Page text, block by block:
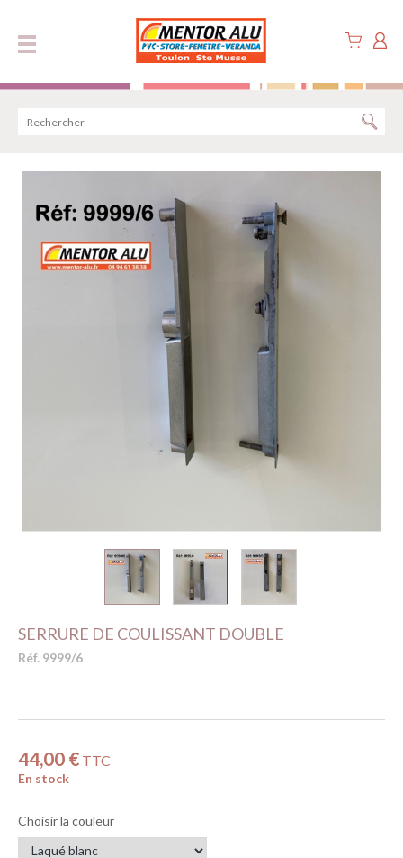
SERRURE DE COULISSANT DOUBLE
Réf. 9999/6
44,00 € TTC
En stock
Choisir la couleur